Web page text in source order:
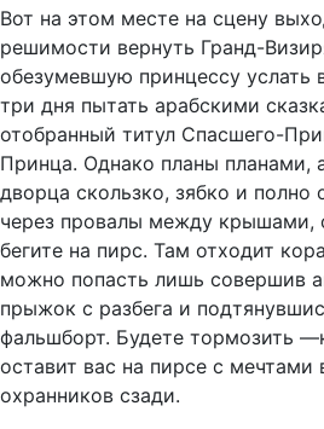
Вот на этом месте на сцену
решимости вернуть Гранд-
обезумевшую принцессу услать
три дня пытать арабскими
отобранный титул Спасшего-
Принца. Однако планы планами,
дворца скользко, зябко и полно
через провалы между крышами,
бегите на пирс. Там отходит
можно попасть лишь совершив
прыжок с разбега и
фальшборт. Будете тормозить
оставит вас на пирсе с мечтами
охранников сзади.